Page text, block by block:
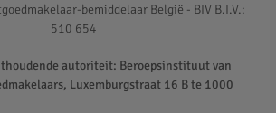
bemiddelaar België - BIV B.I.V.:
510 654
autoriteit: Beroepsinstituut van
Luxemburgstraat 16 B te 1000